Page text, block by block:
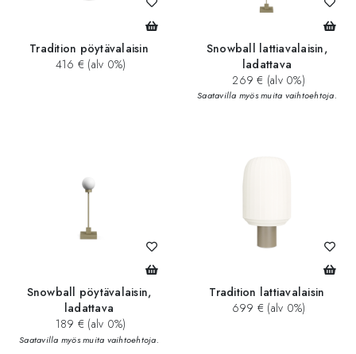
Tradition pöytävalaisin
416 € (alv 0%)
Snowball lattiavalaisin,
ladattava
269 € (alv 0%)
Saatavilla myös muita vaihtoehtoja.
Snowball pöytävalaisin,
ladattava
189 € (alv 0%)
Saatavilla myös muita vaihtoehtoja.
Tradition lattiavalaisin
699 € (alv 0%)